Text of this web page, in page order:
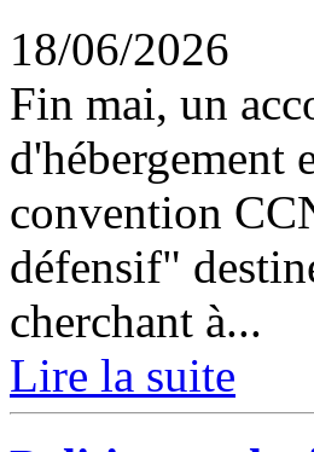
18/06/2026
Fin mai, un
d'hébergement
convention
défensif"
cherchant à...
Lire la suite